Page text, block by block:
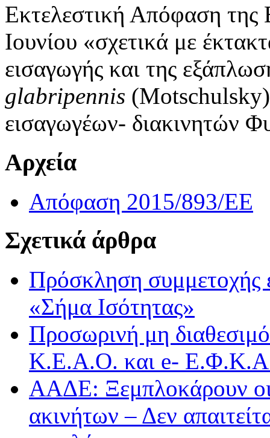
Εκτελεστική Απόφαση της
Ιουνίου «σχετικά με
εισαγωγής και της
glabripennis
εισαγωγέων- διακινητών
Αρχεία
Απόφαση 2015/893/ΕΕ
Σχετικά άρθρα
Πρόσκληση συμμετοχής
«Σήμα Ισότητας»
Προσωρινή μη
Κ.Ε.Α.Ο. και e- Ε.Φ.Κ.Α.
ΑΑΔΕ: Ξεμπλοκάρουν οι
ακινήτων – Δεν